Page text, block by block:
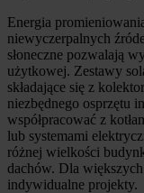
Energia
niewyczerpalnych
słoneczne pozwalają
użytkowej. Zestawy
składające się z
niezbędnego osprzętu
współpracować z
lub systemami
różnej wielkości
dachów. Dla
indywidualne projekty.